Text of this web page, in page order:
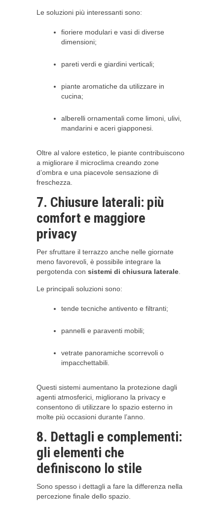
Le soluzioni più interessanti sono:
fioriere modulari e vasi di diverse
dimensioni;
pareti verdi e giardini verticali;
piante aromatiche da utilizzare in
cucina;
alberelli ornamentali come limoni, ulivi,
mandarini e aceri giapponesi.
Oltre al valore estetico, le piante contribuiscono
a migliorare il microclima creando zone
d’ombra e una piacevole sensazione di
freschezza.
7. Chiusure laterali: più
comfort e maggiore
privacy
Per sfruttare il terrazzo anche nelle giornate
meno favorevoli, è possibile integrare la
pergotenda con sistemi di chiusura laterale
Le principali soluzioni sono:
tende tecniche antivento e filtranti;
pannelli e paraventi mobili;
vetrate panoramiche scorrevoli o
impacchettabili.
Questi sistemi aumentano la protezione dagli
agenti atmosferici, migliorano la privacy e
consentono di utilizzare lo spazio esterno in
molte più occasioni durante l’anno.
8. Dettagli e complementi:
gli elementi che
definiscono lo stile
Sono spesso i dettagli a fare la differenza nella
percezione finale dello spazio.